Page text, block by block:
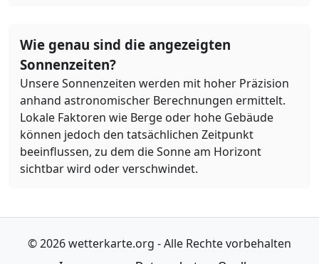
Wie genau sind die angezeigten
Sonnenzeiten?
Unsere Sonnenzeiten werden mit hoher Präzision
anhand astronomischer Berechnungen ermittelt.
Lokale Faktoren wie Berge oder hohe Gebäude
können jedoch den tatsächlichen Zeitpunkt
beeinflussen, zu dem die Sonne am Horizont
sichtbar wird oder verschwindet.
© 2026 wetterkarte.org - Alle Rechte vorbehalten